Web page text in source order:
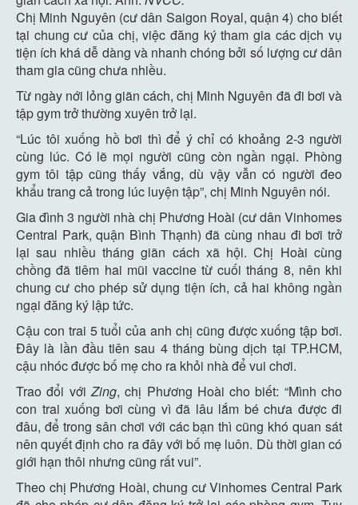
Chị Minh Nguyên (cư dân Saigon Royal, quận 4) cho biết
tại chung cư của chị, việc đăng ký tham gia các dịch vụ
tiện ích khá dễ dàng và nhanh chóng bởi số lượng cư dân
tham gia cũng chưa nhiều.
Từ ngày nới lỏng giãn cách, chị Minh Nguyên đã đi bơi và
tập gym trở thường xuyên trở lại.
“Lúc tôi xuống hồ bơi thì để ý chỉ có khoảng 2-3 người
cùng lúc. Có lẽ mọi người cũng còn ngần ngại. Phòng
gym tôi tập cũng thấy vắng, dù vậy vẫn có người đeo
khẩu trang cả trong lúc luyện tập”, chị Minh Nguyên nói.
Gia đình 3 người nhà chị Phương Hoài (cư dân Vinhomes
Central Park, quận Bình Thạnh) đã cùng nhau đi bơi trở
lại sau nhiều tháng giãn cách xã hội. Chị Hoài cùng
chồng đã tiêm hai mũi vaccine từ cuối tháng 8, nên khi
chung cư cho phép sử dụng tiện ích, cả hai không ngần
ngại đăng ký lập tức.
Cậu con trai 5 tuổi của anh chị cũng được xuống tập bơi.
Đây là lần đầu tiên sau 4 tháng bùng dịch tại TP.HCM,
cậu nhóc được bố mẹ cho ra khỏi nhà để vui chơi.
Trao đổi vớiZing, chị Phương Hoài cho biết: “Mình cho
con trai xuống bơi cùng vì đã lâu lắm bé chưa được đi
đâu, để trong sân chơi với các bạn thì cũng khó quan sát
nên quyết định cho ra đây với bố mẹ luôn. Dù thời gian có
giới hạn thôi nhưng cũng rất vui”.
Theo chị Phương Hoài, chung cư Vinhomes Central Park